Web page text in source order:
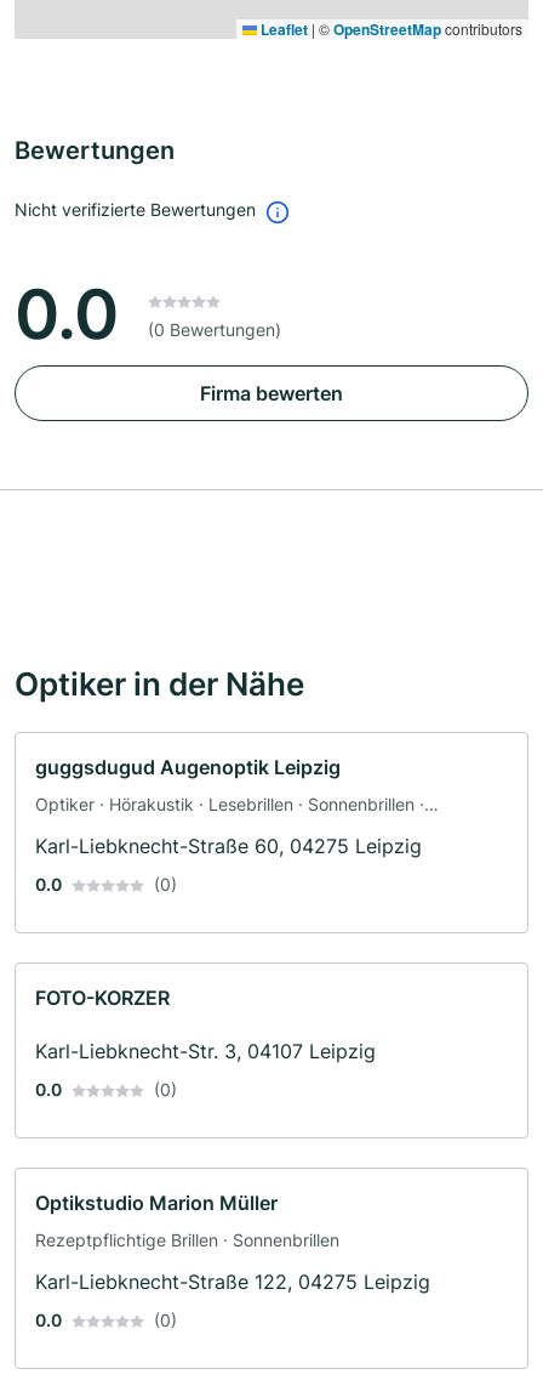
Leaflet | ©OpenStreetMapcontributors
Bewertungen
Nicht verifizierte Bewertungen
0.0 (0 Bewertungen)
Firma bewerten
Optiker in der Nähe
guggsdugud Augenoptik Leipzig
Optiker · Hörakustik · Lesebrillen · Sonnenbrillen ·
Karl-Liebknecht-Straße 60, 04275 Leipzig
0.0 (0)
FOTO-KORZER
Karl-Liebknecht-Str. 3, 04107 Leipzig
0.0 (0)
Optikstudio Marion Müller
Rezeptpflichtige Brillen · Sonnenbrillen
Karl-Liebknecht-Straße 122, 04275 Leipzig
0.0 (0)